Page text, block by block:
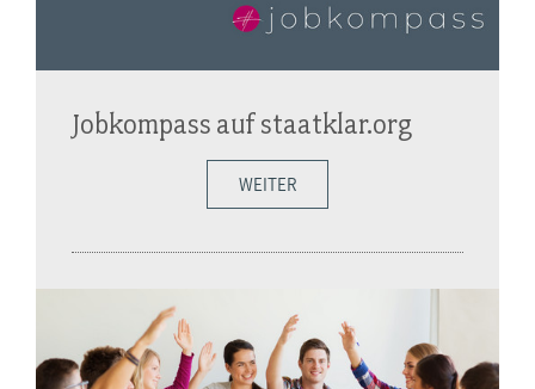
Jobkompass auf staatklar.org
WEITER